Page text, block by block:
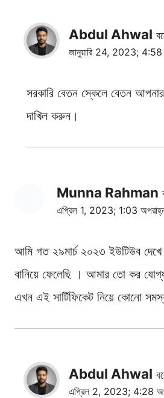
Abdul Ahwal
জানুয়ারি 24, 2023; 4:58
সরকারি বেতন স্কেলে বেতন
দাখিল করুন।
Munna Rahman
এপ্রিল 1, 2023; 1:03
আমি গত ২৯মার্চ ২০২৩ ইউটিউব দেখে
বানিয়ে ফেলেছি । আমার তো কর
এখন এই সার্টিফিকেট নিয়ে কোনো
Abdul Ahwal
এপ্রিল 2, 2023; 4:28